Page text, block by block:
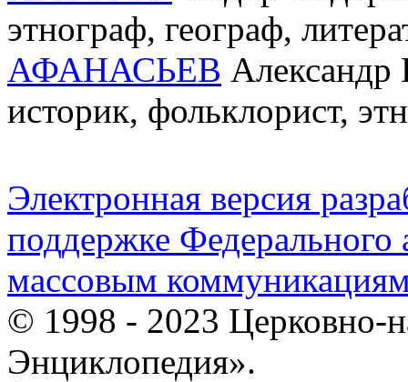
этнограф, географ,
АФАНАСЬЕВ Александр
историк, фольклорист,
Электронная версия
поддержке Федерального
массовым
© 1998 - 2023 Церковно-
Энциклопедия».